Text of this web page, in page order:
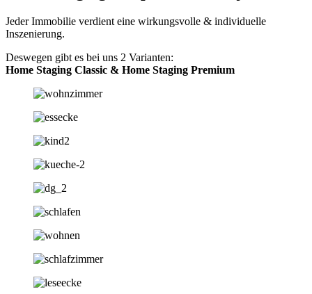
Jeder Immobilie verdient eine wirkungsvolle & individuelle
Inszenierung.
Deswegen gibt es bei uns 2 Varianten:
Home Staging Classic & Home Staging Premium